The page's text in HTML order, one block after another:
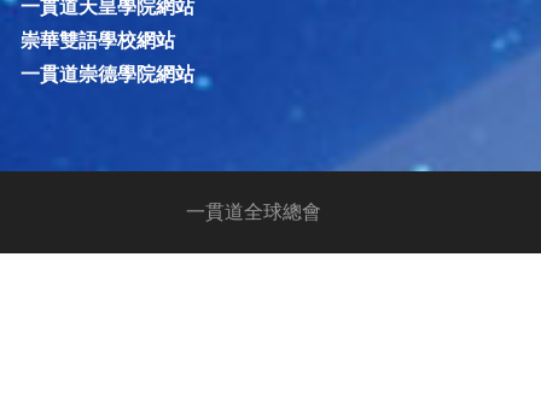
一貫道天皇學院網站
崇華雙語學校網站
一貫道崇德學院網站
一貫道全球總會